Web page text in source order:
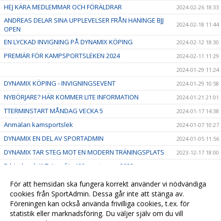
HEJ KÄRA MEDLEMMAR OCH FÖRÄLDRAR 2024-02-26 18:33
ANDREAS DELAR SINA UPPLEVELSER FRÅN HANINGE BJJ
OPEN
2024-02-18 11:44
EN LYCKAD INVIGNING PÅ DYNAMIX KÖPING 2024-02-12 18:30
PREMIÄR FÖR KAMPSPORTSLEKEN 2024
2024-02-11 11:29
2024-01-29 11:24
DYNAMIX KÖPING - INVIGNINGSEVENT 2024-01-29 10:58
NYBÖRJARE? HÄR KOMMER LITE INFORMATION 2024-01-21 21:01
TTERMINSTART MÅNDAG VECKA 5 2024-01-17 14:38
Anmälan kamsportslek 2024-01-07 10:27
DYNAMIX EN DEL AV SPORTADMIN 2024-01-05 11:56
DYNAMIX TAR STEG MOT EN MODERN TRÄNINGSPLATS 2023-12-17 18:00
Erbjudande!!! Träna för 400:- resten av 2023
Snart kickar vi igång höstterminen 2023! 2023-09-18 08:58
Välkomna till Dynamix Köping! 2023-08-28 08:59
SÄG HEJ TILL VÅR NYA LOGGA 2023-01-11 20:00
För att hemsidan ska fungera korrekt använder vi nödvändiga
cookies från SportAdmin. Dessa går inte att stänga av.
Föreningen kan också använda frivilliga cookies, t.ex. för
statistik eller marknadsföring. Du väljer själv om du vill